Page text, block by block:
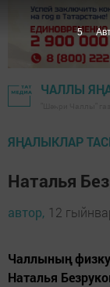
ЧАЛЛЫ
ЯҢАЛЫКЛАР
Наталья
автор, 12
Чаллының
Наталья
4